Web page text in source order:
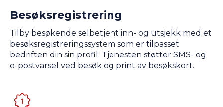
Besøksregistrering
Tilby besøkende selbetjent inn- og utsjekk med et
besøksregistreringssystem som er tilpasset
bedriften din sin profil. Tjenesten støtter SMS- og
e-postvarsel ved besøk og print av besøkskort.